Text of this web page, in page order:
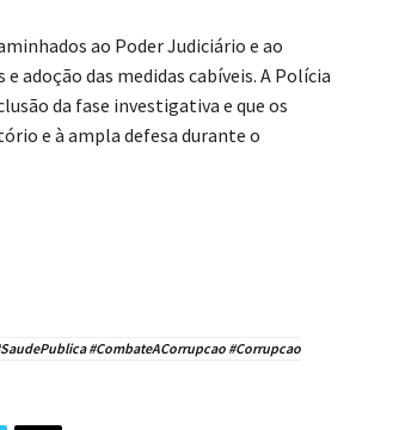
ao Poder Judiciário e ao
adoção das medidas cabíveis. A Polícia
da fase investigativa e que os
e à ampla defesa durante o
#CombateACorrupcao #Corrupcao